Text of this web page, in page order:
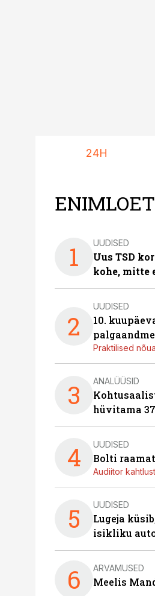
24H
1 UUDISED
Uus TSD
kohe, mitte
2
UUDISED
10.
Praktilised
3 ANALÜÜSID
hüvitama
4 UUDISED
Bolti
Audiitor
5 UUDISED
Lugeja
isikliku
6 ARVAMUSED
Meelis